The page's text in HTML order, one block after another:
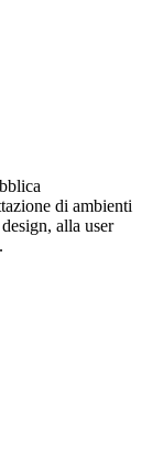
di ambienti
alla user